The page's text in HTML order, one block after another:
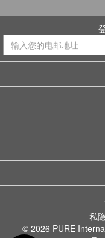
私
© 2026 PURE